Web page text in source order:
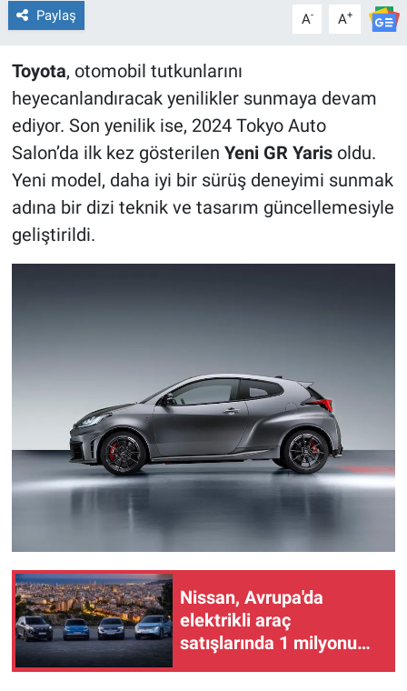
Paylaş A- A+
Toyota, otomobil tutkunlarını
heyecanlandıracak yenilikler sunmaya devam
ediyor. Son yenilik ise, 2024 Tokyo Auto
Salon’da ilk kez gösterilen Yeni GR Yarisoldu.
Yeni model, daha iyi bir sürüş deneyimi sunmak
adına bir dizi teknik ve tasarım güncellemesiyle
geliştirildi.
Nissan, Avrupa'da
elektrikli araç
satışlarında 1 milyonu